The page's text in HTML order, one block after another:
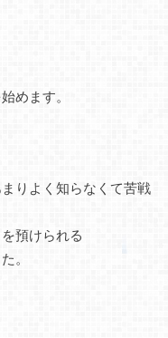
めます。
りよく知らなくて苦戦
預けられる
。